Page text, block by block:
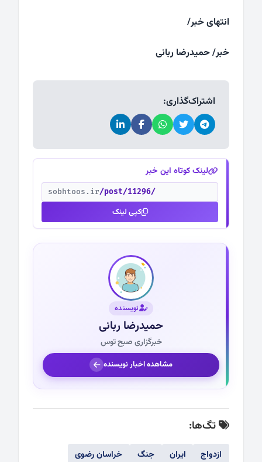
انتهای خبر/
خبر/ حمیدرضا ربانی
اشتراک‌گذاری:
لینک کوتاه این خبر
sobhtoos.ir/post/11296/
کپی لینک
نویسنده
حمیدرضا ربانی
خبرگزاری صبح توس
مشاهده اخبار نویسنده
تگ‌ها:
ازدواج ایران جنگ
خراسان رضوی